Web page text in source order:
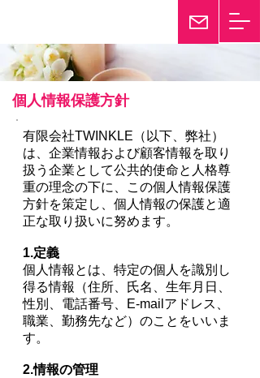
個人情報保護方針
有限会社TWINKLE（以下、弊社）
は、企業情報および顧客情報を取り
扱う企業として公共的使命と人格尊
重の理念の下に、この個人情報保護
方針を策定し、個人情報の保護と適
正な取り扱いに努めます。
1.定義
個人情報とは、特定の個人を識別し
得る情報（住所、氏名、生年月日、
性別、電話番号、E-mailアドレス、
職業、勤務先など）のことをいいま
す。
2.情報の管理